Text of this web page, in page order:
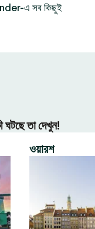
এ সব কিছুই
তা দেখুন!
ওয়ারশ